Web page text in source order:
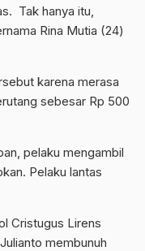
Tak hanya itu,
Rina Mutia (24)
karena merasa
sebesar Rp 500
pelaku mengambil
Pelaku lantas
Cristugus Lirens
membunuh